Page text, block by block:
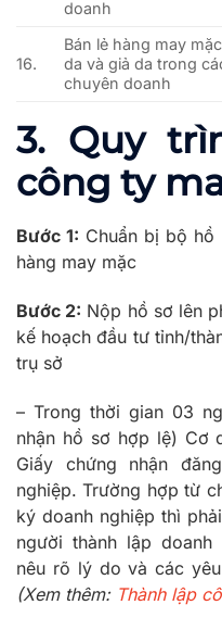
doanh
16.
Bán lẻ hàng may
da và giả da trong
chuyên doanh
3. Quy
công ty
Bước 1: Chuẩn bị bộ
hàng may mặc
Bước 2: Nộp hồ sơ lên
kế hoạch đầu tư tỉnh/
trụ sở
– Trong thời gian 03
nhận hồ sơ hợp lệ) Cơ
Giấy chứng nhận
nghiệp. Trường hợp từ
ký doanh nghiệp thì
người thành lập
nêu rõ lý do và các
(Xem thêm: Thành lập